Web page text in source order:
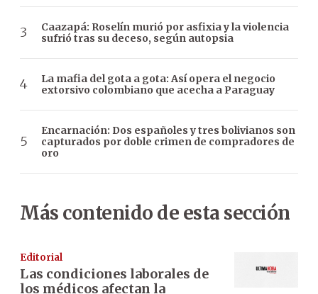
Caazapá: Roselín murió por asfixia y la violencia
sufrió tras su deceso, según autopsia
La mafia del gota a gota: Así opera el negocio
extorsivo colombiano que acecha a Paraguay
Encarnación: Dos españoles y tres bolivianos son
capturados por doble crimen de compradores de
oro
Más contenido de esta sección
Editorial
Las condiciones laborales de
los médicos afectan la